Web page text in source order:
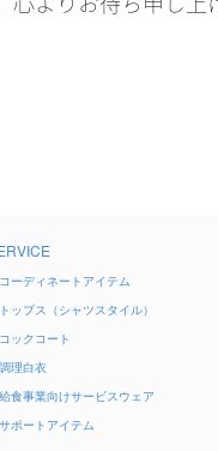
コーディネートアイテム
トップス（シャツスタイル）
コックコート
調理白衣
給食事業向けサービスウェア
サポートアイテム